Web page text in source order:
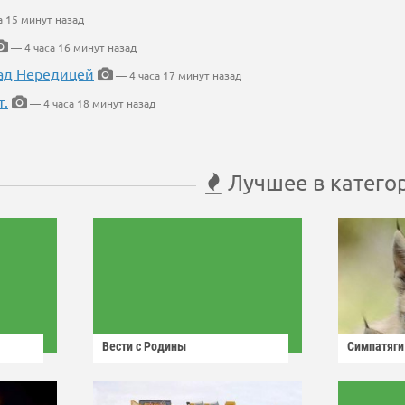
минут назад
— 4 часа 16 минут назад
Нередицей — 4 часа 17 минут назад
— 4 часа 18 минут назад
Лучшее в
Вести с Родины Симпатяги